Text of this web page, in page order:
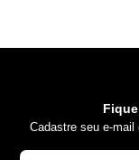
Cadastre seu e-